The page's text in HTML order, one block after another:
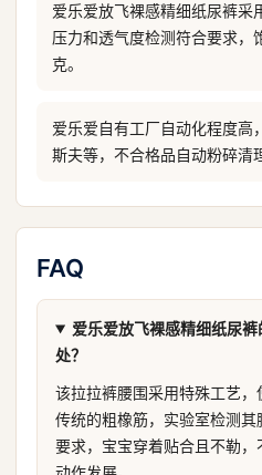
爱乐爱放飞裸感精细纸尿裤采
压力和透气度检测符合要求，
克。
爱乐爱自有工厂自动化程度高
斯夫等，不合格品自动粉碎清
FAQ
爱乐爱放飞裸感精细纸尿
处？
该拉拉裤腰围采用特殊工艺
传统的粗橡筋，实验室检测
要求，宝宝穿着贴合且不勒